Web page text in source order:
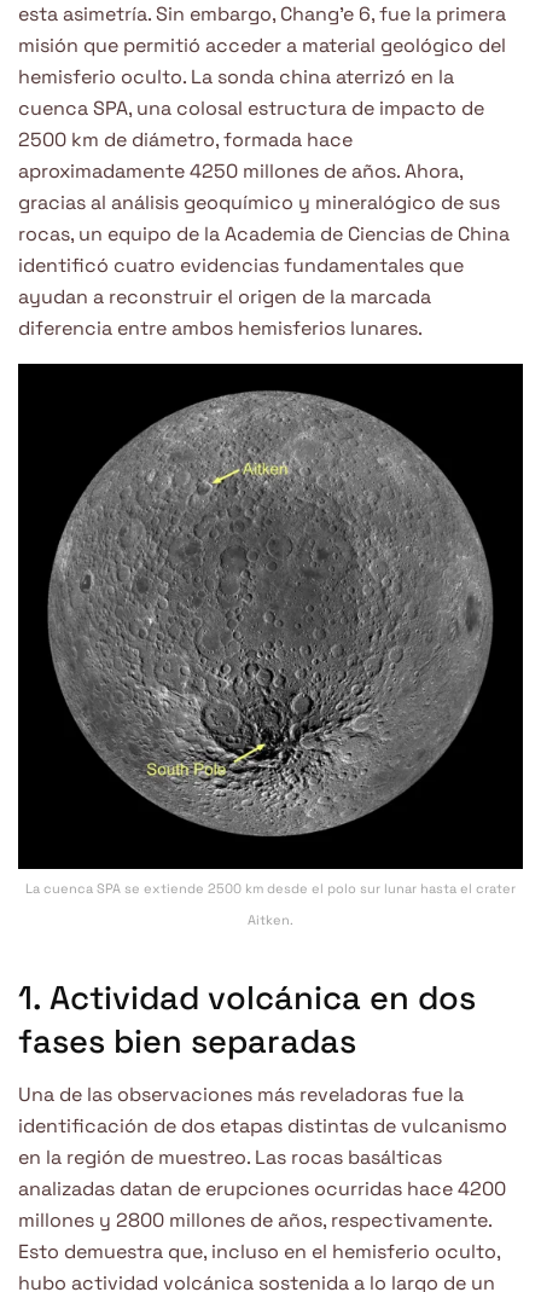
esta asimetría. Sin embargo, Chang’e 6, fue la primera
misión que permitió acceder a material geológico del
hemisferio oculto. La sonda china aterrizó en la
cuenca SPA, una colosal estructura de impacto de
2500 km de diámetro, formada hace
aproximadamente 4250 millones de años. Ahora,
gracias al análisis geoquímico y mineralógico de sus
rocas, un equipo de la Academia de Ciencias de China
identificó cuatro evidencias fundamentales que
ayudan a reconstruir el origen de la marcada
diferencia entre ambos hemisferios lunares.
La cuenca SPA se extiende 2500 km desde el polo sur lunar hasta el crater
Aitken.
1. Actividad volcánica en dos
fases bien separadas
Una de las observaciones más reveladoras fue la
identificación de dos etapas distintas de vulcanismo
en la región de muestreo. Las rocas basálticas
analizadas datan de erupciones ocurridas hace 4200
millones y 2800 millones de años, respectivamente.
Esto demuestra que, incluso en el hemisferio oculto,
hubo actividad volcánica sostenida a lo largo de un